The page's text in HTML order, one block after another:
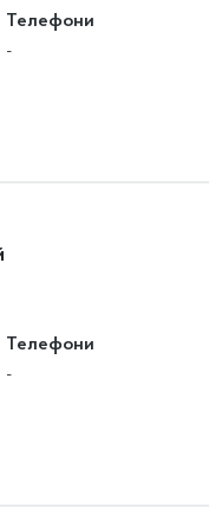
Телефони
-
Телефони
-